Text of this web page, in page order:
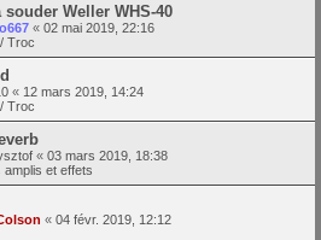
souder Weller WHS-40
« 02 mai 2019, 22:16
Troc
« 12 mars 2019, 14:24
Troc
« 03 mars 2019, 18:38
et effets
« 04 févr. 2019, 12:12